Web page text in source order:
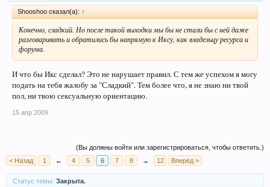
Shooshoo сказал(а): ↑
Конечно, сладкий. Но после такой выходки мы бы не стали бы с ней даже
разговаривать и обратились бы напрямую к Иксу, как владельцу ресурса и
форума.
И что бы Икс сделал? Это не нарушает правил. С тем же успехом я могу
подать на тебя жалобу за "Сладкий". Тем более что, я не знаю ни твой
пол, ни твою сексуальную ориентацию.
15 апр 2009
(Вы должны войти или зарегистрироваться, чтобы ответить.)
< Назад
1 ← 4 5 6 7 8 → 12 Вперёд >
Статус темы: Закрыта.